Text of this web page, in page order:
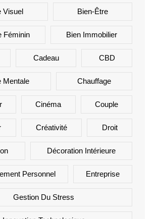
Visuel Bien-Être
Féminin Bien Immobilier
Cadeau CBD
Mentale Chauffage
Cinéma Couple
Créativité Droit
Décoration Intérieure
Personnel Entreprise
Gestion Du Stress